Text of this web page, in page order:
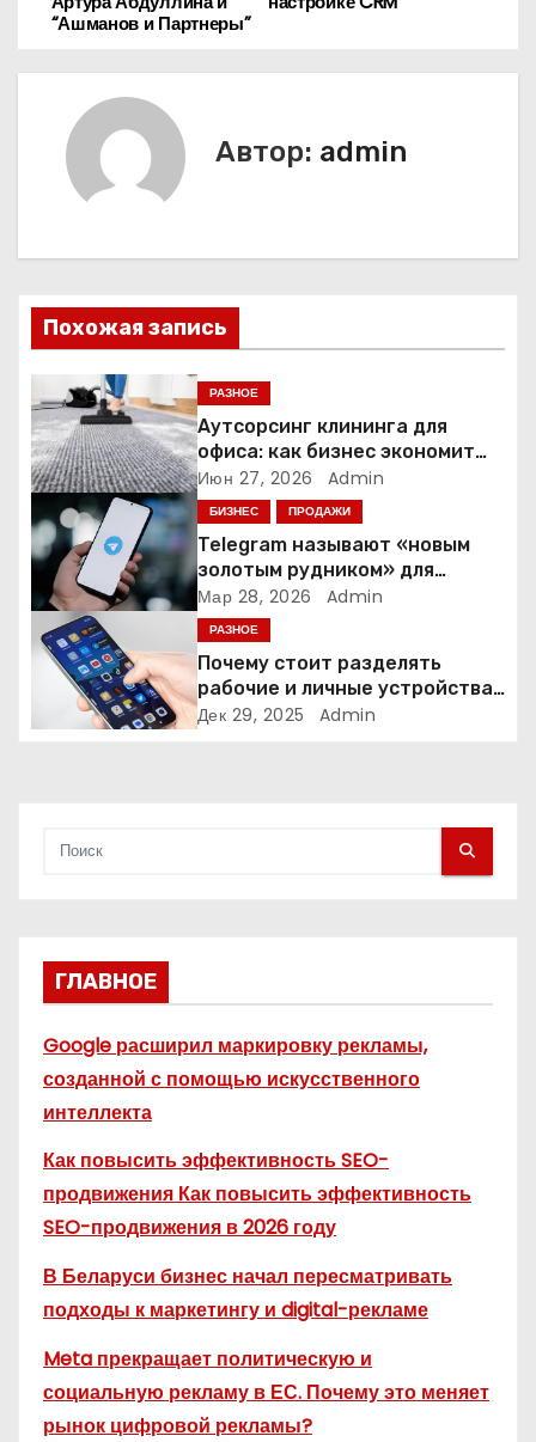
а
в
ц
и
я
п
о
з
а
п
и
с
“Ашманов и Партнеры”
Автор: admin
Похожая запись
РАЗНОЕ
Аутсорсинг клининга для
офиса: как бизнес экономит
время и деньги на уборке
Июн 27, 2026 Admin
БИЗНЕС ПРОДАЖИ
Telegram называют «новым
золотым рудником» для
креаторов: как блогеры
создают онлайн-бизнес
Мар 28, 2026 Admin
РАЗНОЕ
Почему стоит разделять
рабочие и личные устройства
— и чем опасно всё смешивать
Дек 29, 2025 Admin
ГЛАВНОЕ
Google расширил маркировку рекламы,
созданной с помощью искусственного
интеллекта
Как повысить эффективность SEO-
продвижения Как повысить эффективность
SEO-продвижения в 2026 году
В Беларуси бизнес начал пересматривать
подходы к маркетингу и digital-рекламе
Meta прекращает политическую и
социальную рекламу в ЕС. Почему это меняет
рынок цифровой рекламы?